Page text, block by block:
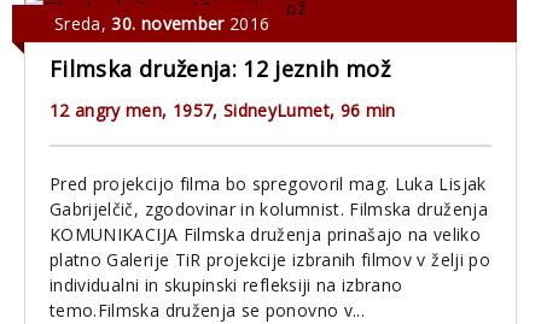
Sreda,30. november2016
Filmska druženja: 12 jeznih mož
12 angry men, 1957, SidneyLumet, 96 min
Pred projekcijo filma bo spregovoril mag. Luka Lisjak
Gabrijelčič, zgodovinar in kolumnist. Filmska druženja
KOMUNIKACIJA Filmska druženja prinašajo na veliko
platno Galerije TiR projekcije izbranih filmov v želji po
individualni in skupinski refleksiji na izbrano
temo.Filmska druženja se ponovno v...